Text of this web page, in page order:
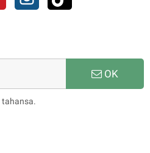
OK
tahansa.